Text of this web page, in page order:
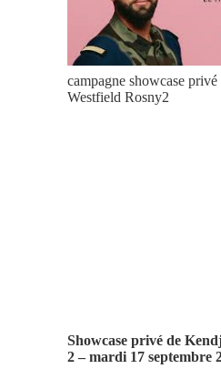
campagne showcase
Westfield Rosny2
Showcase privé de
2 – mardi 17 septembre